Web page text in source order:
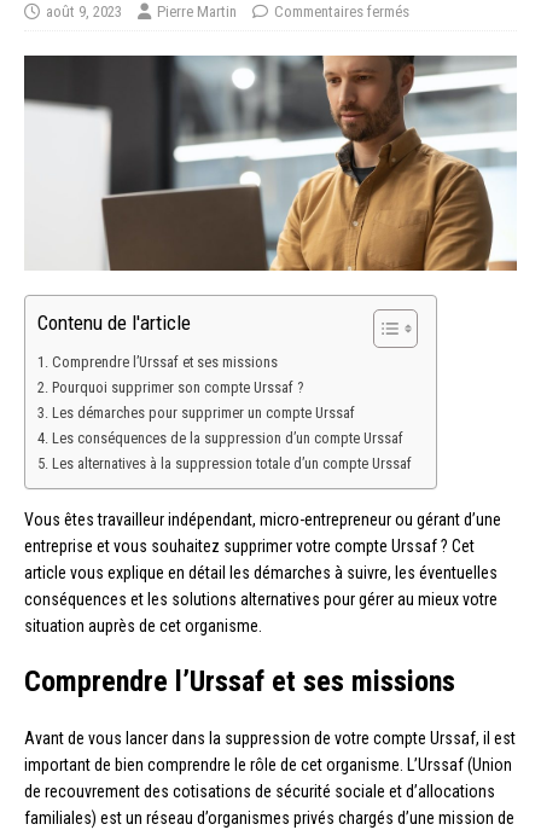
août 9, 2023 Pierre Martin Commentaires fermés
Contenu de l'article
Comprendre l’Urssaf et ses missions
Pourquoi supprimer son compte Urssaf ?
Les démarches pour supprimer un compte Urssaf
Les conséquences de la suppression d’un compte Urssaf
Les alternatives à la suppression totale d’un compte Urssaf
Vous êtes travailleur indépendant, micro-entrepreneur ou gérant d’une
entreprise et vous souhaitez supprimer votre compte Urssaf ? Cet
article vous explique en détail les démarches à suivre, les éventuelles
conséquences et les solutions alternatives pour gérer au mieux votre
situation auprès de cet organisme.
Comprendre l’Urssaf et ses missions
Avant de vous lancer dans la suppression de votre compte Urssaf, il est
important de bien comprendre le rôle de cet organisme. L’Urssaf (Union
de recouvrement des cotisations de sécurité sociale et d’allocations
familiales) est un réseau d’organismes privés chargés d’une mission de